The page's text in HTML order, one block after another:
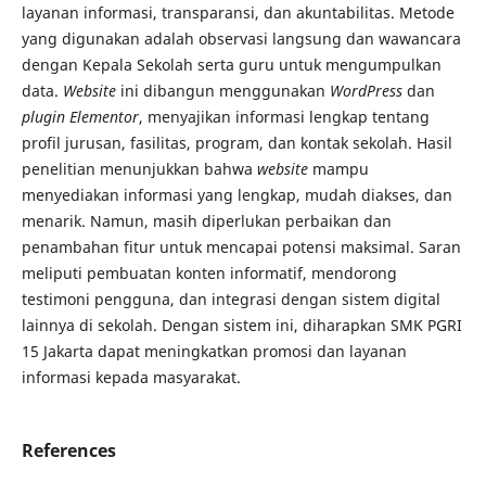
layanan informasi, transparansi, dan akuntabilitas. Metode
yang digunakan adalah observasi langsung dan wawancara
dengan Kepala Sekolah serta guru untuk mengumpulkan
data. Websiteini dibangun menggunakan WordPressdan
plugin Elementor, menyajikan informasi lengkap tentang
profil jurusan, fasilitas, program, dan kontak sekolah. Hasil
penelitian menunjukkan bahwa websitemampu
menyediakan informasi yang lengkap, mudah diakses, dan
menarik. Namun, masih diperlukan perbaikan dan
penambahan fitur untuk mencapai potensi maksimal. Saran
meliputi pembuatan konten informatif, mendorong
testimoni pengguna, dan integrasi dengan sistem digital
lainnya di sekolah. Dengan sistem ini, diharapkan SMK PGRI
15 Jakarta dapat meningkatkan promosi dan layanan
informasi kepada masyarakat.
References